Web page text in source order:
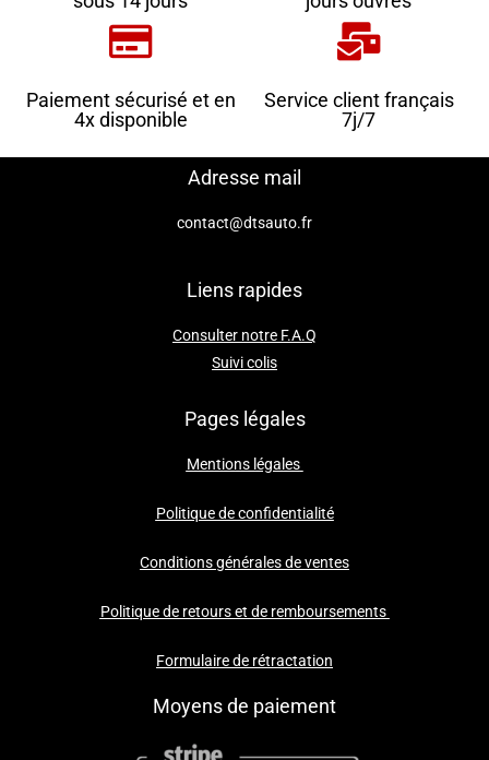
Paiement sécurisé et en
4x disponible
Service client français
7j/7
Adresse mail
contact@dtsauto.fr
Liens rapides
Consulter notre F.A.Q
Suivi colis
Pages légales
Mentions légales
Politique de confidentialité
Conditions générales de ventes
Politique de retours et de remboursements
Formulaire de rétractation
Moyens de paiement